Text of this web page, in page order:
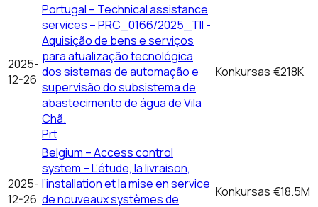
2025-
12-26
Portugal – Technical assistance
services – PRC_0166/2025_TII -
Aquisição de bens e serviços
para atualização tecnológica
dos sistemas de automação e
supervisão do subsistema de
abastecimento de água de Vila
Chã.
Prt
Konkursas €218K
2025-
12-26
Belgium – Access control
system – L’étude, la livraison,
l’installation et la mise en service
de nouveaux systèmes de
Konkursas €18.5M